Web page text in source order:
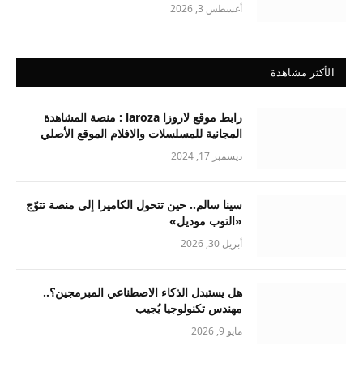
أغسطس 3, 2026
الأكثر مشاهدة
رابط موقع لاروزا laroza : منصة المشاهدة
المجانية للمسلسلات والافلام الموقع الأصلي
ديسمبر 17, 2024
سينا سالم.. حين تتحول الكاميرا إلى منصة تتوّج
«التوب موديل»
أبريل 30, 2026
هل يستبدل الذكاء الاصطناعي المبرمجين؟..
مهندس تكنولوجيا يُجيب
مايو 9, 2026